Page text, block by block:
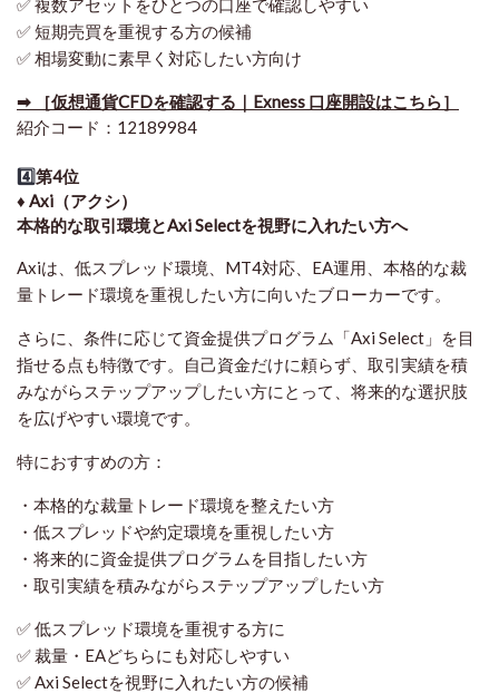
✅ 複数アセットをひとつの口座で確認しやすい
✅ 短期売買を重視する方の候補
✅ 相場変動に素早く対応したい方向け
➡ ［仮想通貨CFDを確認する｜Exness 口座開設はこちら］
紹介コード：12189984
4️⃣第4位
♦️ Axi（アクシ）
本格的な取引環境とAxi Selectを視野に入れたい方へ
Axiは、低スプレッド環境、MT4対応、EA運用、本格的な裁
量トレード環境を重視したい方に向いたブローカーです。
さらに、条件に応じて資金提供プログラム「Axi Select」を目
指せる点も特徴です。自己資金だけに頼らず、取引実績を積
みながらステップアップしたい方にとって、将来的な選択肢
を広げやすい環境です。
特におすすめの方：
・本格的な裁量トレード環境を整えたい方
・低スプレッドや約定環境を重視したい方
・将来的に資金提供プログラムを目指したい方
・取引実績を積みながらステップアップしたい方
✅ 低スプレッド環境を重視する方に
✅ 裁量・EAどちらにも対応しやすい
✅ Axi Selectを視野に入れたい方の候補